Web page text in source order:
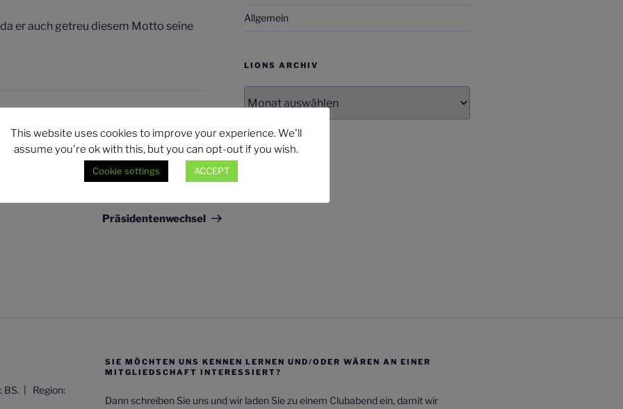
er auch getreu diesem Motto seine
Beitrag
Präsidentenwechsel
Allgemein
LIONS ARCHIV
Archiv
BS. | Region:
SIE MÖCHTEN UNS KENNEN LERNEN UND/ODER WÄREN AN EINER
MITGLIEDSCHAFT INTERESSIERT?
Dann schreiben Sie uns und wir laden Sie zu einem Clubabend ein, damit wir
This website uses cookies to improve your experience. We'll
assume you're ok with this, but you can opt-out if you wish.
Cookie settings ACCEPT